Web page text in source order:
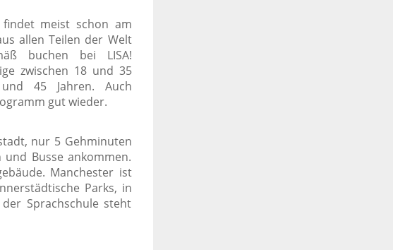
meist schon am
allen Teilen der Welt
buchen bei LISA!
zwischen 18 und 35
45 Jahren. Auch
gut wieder.
nur 5 Gehminuten
Busse ankommen.
Manchester ist
Parks, in
Sprachschule steht